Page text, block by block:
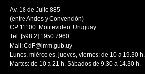
Av. 18 de Julio 885
(entre Andes y Convención)
CP 11100. Montevideo. Uruguay
Tel: [598 2] 1950 7960
Mail: CdF@imm.gub.uy
Lunes, miércoles, jueves, viernes: de 10 a 19.30 h.
Martes: de 10 a 21 h. Sábados de 9.30 a 14.30 h.